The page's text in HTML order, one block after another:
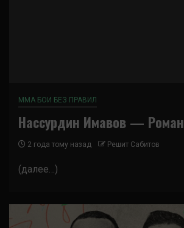
ММА БОИ БЕЗ ПРАВИЛ
Нассурдин Имавов —
2 года тому назад Решит Сабитов
(далее…)